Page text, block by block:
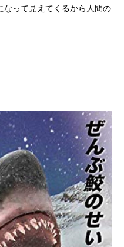
なって見えてくるから人間の